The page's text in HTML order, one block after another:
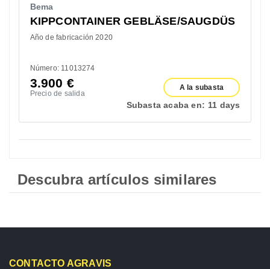
Bema
KIPPCONTAINER GEBLÄSE/SAUGDÜS
Año de fabricación 2020
Número: 11013274
3.900 €
Precio de salida
A la subasta
Subasta acaba en: 11 days
Descubra artículos similares
CONTACTO AGRAVIS